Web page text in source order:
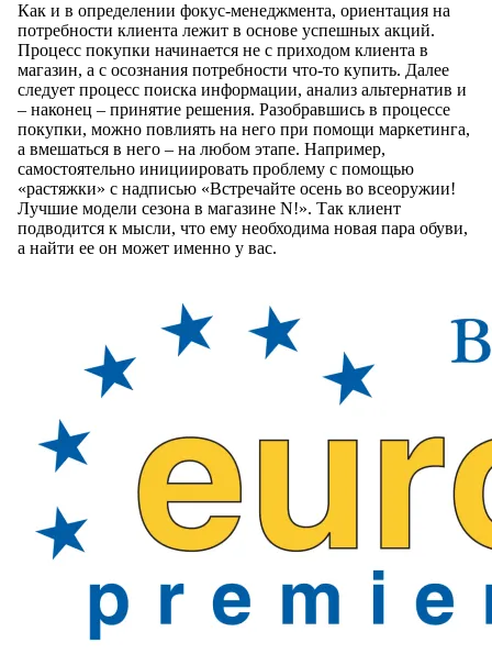
Как и в определении фокус-менеджмента, ориентация на
потребности клиента лежит в основе успешных акций.
Процесс покупки начинается не с приходом клиента в
магазин, а с осознания потребности что-то купить. Далее
следует процесс поиска информации, анализ альтернатив и
– наконец – принятие решения. Разобравшись в процессе
покупки, можно повлиять на него при помощи маркетинга,
а вмешаться в него – на любом этапе. Например,
самостоятельно инициировать проблему с помощью
«растяжки» с надписью «Встречайте осень во всеоружии!
Лучшие модели сезона в магазине N!». Так клиент
подводится к мысли, что ему необходима новая пара обуви,
а найти ее он может именно у вас.